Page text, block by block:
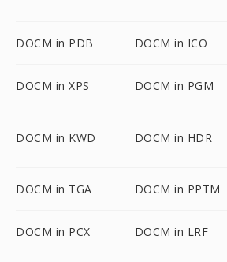
DOCM in PDB DOCM in ICO
DOCM in XPS DOCM in PGM
DOCM in KWD DOCM in HDR
DOCM in TGA DOCM in PPTM
DOCM in PCX DOCM in LRF